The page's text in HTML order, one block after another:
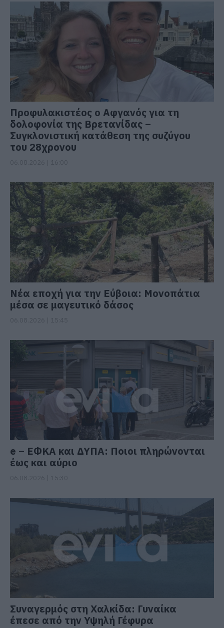
Προφυλακιστέος ο Αφγανός για τη
δολοφονία της Βρετανίδας –
Συγκλονιστική κατάθεση της συζύγου
του 28χρονου
Νέα εποχή για την Εύβοια: Μονοπάτια
μέσα σε μαγευτικό δάσος
e – ΕΦΚΑ και ΔΥΠΑ: Ποιοι πληρώνονται
έως και αύριο
Συναγερμός στη Χαλκίδα: Γυναίκα
έπεσε από την Υψηλή Γέφυρα